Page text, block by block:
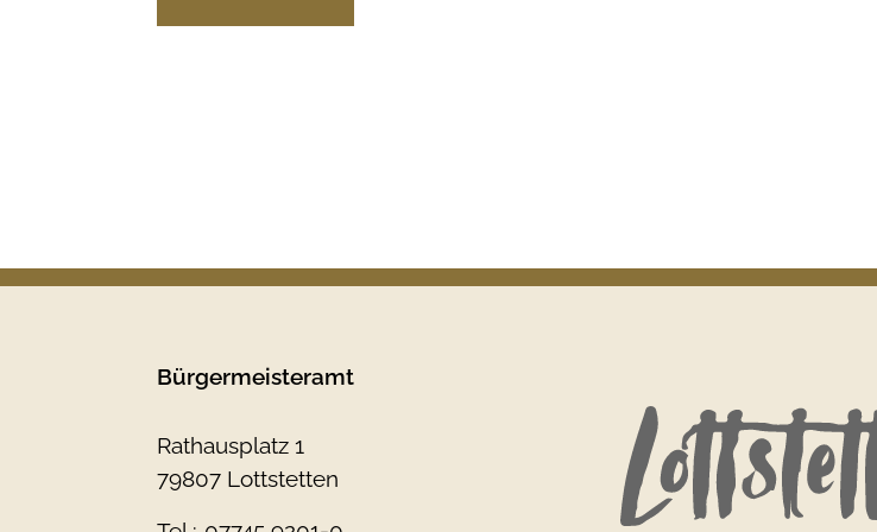
Bürgermeisteramt
Rathausplatz 1
79807 Lottstetten